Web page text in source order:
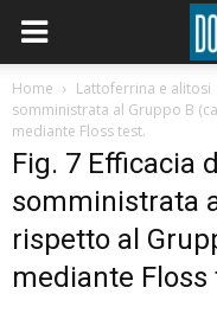
Home Lattoferrina e alitosi
somministrata al Gruppo B
mediante Floss test.
Fig. 7 Efficacia
somministrata
rispetto al
mediante Floss